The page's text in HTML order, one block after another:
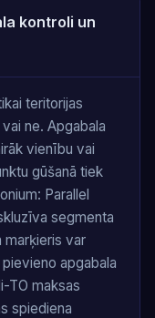
kontroli un
teritorijas
ne. Apgabala
vienību vai
gūšanā tiek
Parallel
segmenta
var
apgabala
TO maksas
spiediena